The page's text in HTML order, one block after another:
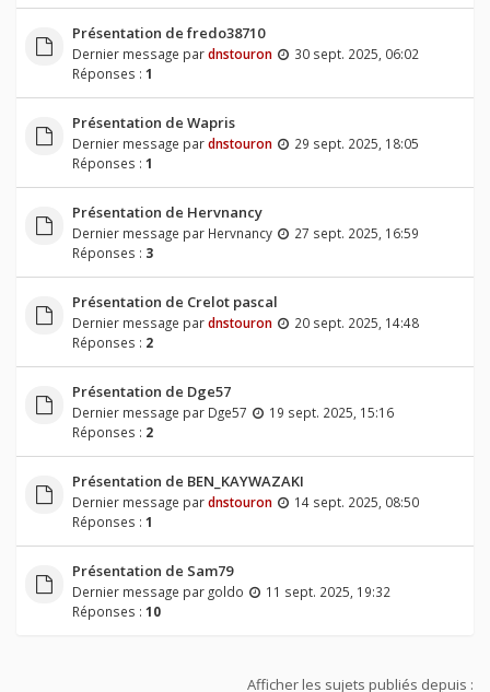
Présentation de fredo38710
Dernier message pardnstouron
30 sept. 2025, 06:02
Réponses : 1
Présentation de Wapris
Dernier message pardnstouron
29 sept. 2025, 18:05
Réponses : 1
Présentation de Hervnancy
Dernier message par Hervnancy
27 sept. 2025, 16:59
Réponses : 3
Présentation de Crelot pascal
Dernier message pardnstouron
20 sept. 2025, 14:48
Réponses : 2
Présentation de Dge57
Dernier message par Dge57
19 sept. 2025, 15:16
Réponses : 2
Présentation de BEN_KAYWAZAKI
Dernier message pardnstouron
14 sept. 2025, 08:50
Réponses : 1
Présentation de Sam79
Dernier message par goldo
11 sept. 2025, 19:32
Réponses : 10
Afficher les sujets publiés depuis :